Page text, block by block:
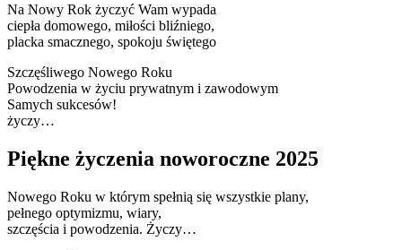
Na Nowy Rok życzyć Wam wypada
ciepła domowego, miłości bliźniego,
placka smacznego, spokoju świętego
Szczęśliwego Nowego Roku
Powodzenia w życiu prywatnym i zawodowym
Samych sukcesów!
życzy…
Piękne życzenia noworoczne 2025
Nowego Roku w którym spełnią się wszystkie plany,
pełnego optymizmu, wiary,
szczęścia i powodzenia. Życzy…